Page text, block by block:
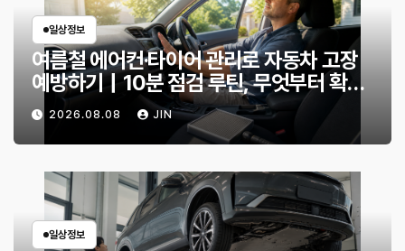
일상정보
여름철 에어컨·타이어 관리로 자동차 고장
예방하기｜10분 점검 루틴, 무엇부터 확인
할까?
2026.08.08 JIN
일상정보